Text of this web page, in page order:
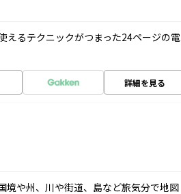
えるテクニックがつまった24ページの電
詳細を見る
境や州、川や街道、島など旅気分で地図